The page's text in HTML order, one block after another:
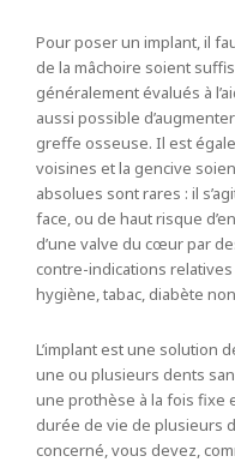
Pour poser un implant, il
de la mâchoire soient
généralement évalués à
aussi possible
greffe osseuse. Il est
voisines et la gencive
absolues sont rares : il
face, ou de haut risque
d’une valve du cœur par
contre-indications
hygiène, tabac, diabète
L’implant est une solution
une ou plusieurs dents
une prothèse à la fois fixe
durée de vie de plusieurs
concerné, vous devez,